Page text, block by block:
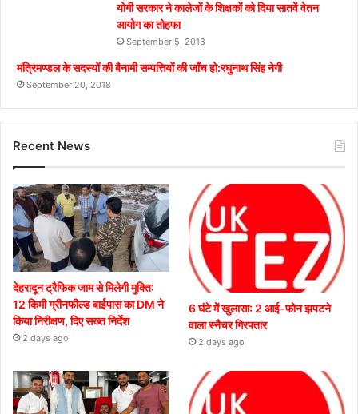
योगी सरकार ने कालेजों के शिक्षकों को दिया सातवें वेतन
आयोग का तोहफा
September 5, 2018
मंत्रिमण्डल के सदस्यों की बैनामी सम्पत्तियों की जाँच हो:रघुनाथ सिंह नेगी
September 20, 2018
Recent News
देहरादून ट्रैफिक जाम से मिलेगी मुक्ति:
12 किमी ग्रीनफील्ड बाईपास का DM ने
किया निरीक्षण, दिए सख्त निर्देश
2 days ago
6 घंटे में खुलासा: 2 आई-फोन झपटने
वाला स्नैचर गिरफ्तार
2 days ago